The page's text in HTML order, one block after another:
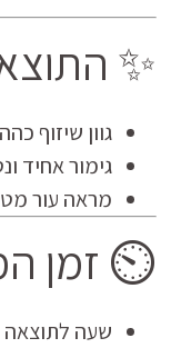
✨
גוון שיזוף
גימור אחיד
מראה עור
⏲ זמן
שעה